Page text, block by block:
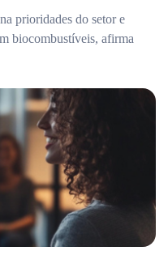
prioridades do setor e
biocombustíveis, afirma